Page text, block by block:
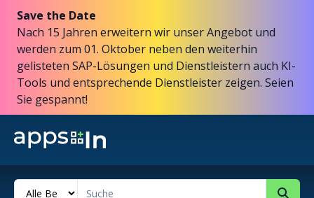
Save the Date
Nach 15 Jahren erweitern wir unser Angebot und
werden zum 01. Oktober neben den weiterhin
gelisteten SAP-Lösungen und Dienstleistern auch KI-
Tools und entsprechende Dienstleister zeigen. Seien
Sie gespannt!